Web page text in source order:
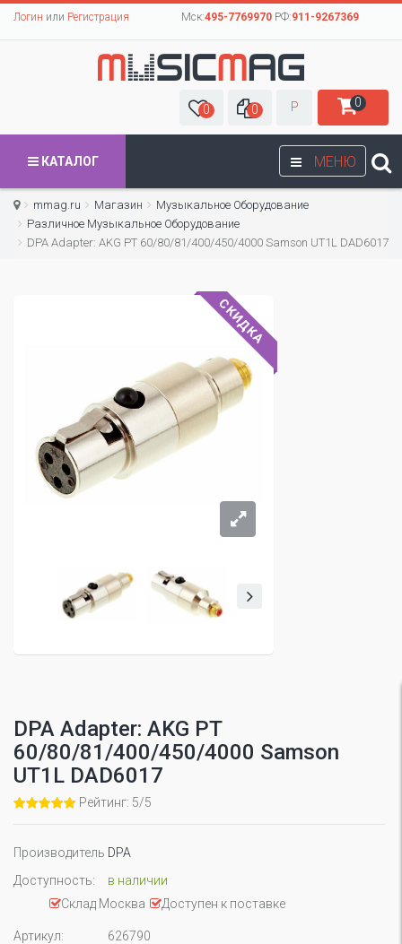
Логин или Регистрация Мск:495-7769970РФ:911-9267369
0 0 Р 0
МЕНЮ
КАТАЛОГ
mmag.ru Магазин
Музыкальное Оборудование
Различное Музыкальное Оборудование
DPA Adapter: AKG PT 60/80/81/400/450/4000 Samson UT1L DAD6017
СКИДКА
DPA Adapter: AKG PT
60/80/81/400/450/4000 Samson
UT1L DAD6017
Рейтинг: 5/5
Производитель DPA
Доступность:
в наличии
Склад Москва
Доступен к поставке
Артикул: 626790